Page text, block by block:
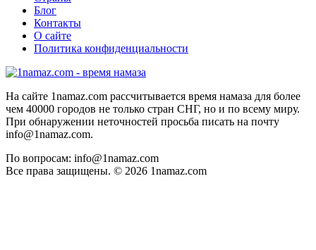
Блог
Контакты
О сайте
Политика конфиденциальности
На сайте 1namaz.com рассчитывается время намаза для более
чем 40000 городов не только стран СНГ, но и по всему миру.
При обнаружении неточностей просьба писать на почту
info@1namaz.com.
По вопросам: info@1namaz.com
Все права защищены. © 2026 1namaz.com